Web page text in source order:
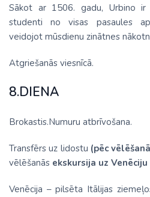
Sākot ar 1506. gadu, Urbino ir
studenti no visas pasaules
veidojot mūsdienu zinātnes
Atgriešanās viesnīcā.
8.DIENA
Brokastis.Numuru atbrīvošana.
Transfērs uz lidostu (pēc
vēlēšanās ekskursija uz Venēciju
Venēcija – pilsēta Itālijas